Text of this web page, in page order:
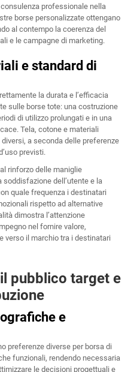
professionale nella
borse personalizzate ottengano
al contempo la coerenza del
e le campagne di marketing.
e standard di
la durata e l’efficacia
sulle borse tote: una costruzione
di utilizzo prolungati e in una
Tela, cotone e materiali
a seconda delle preferenze
previsti.
rinforzo delle maniglie
dell’utente e la
quale frequenza i destinatari
rispetto ad alternative
dimostra l’attenzione
nel fornire valore,
verso il marchio tra i destinatari
pubblico target e
e
preferenze diverse per borsa di
funzionali, rendendo necessaria
le decisioni progettuali e